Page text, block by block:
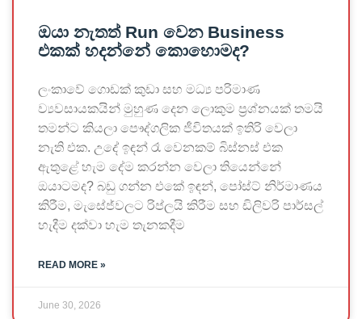
ඔයා නැතත් Run වෙන Business
එකක් හදන්නේ කොහොමද?
ලංකාවේ ගොඩක් කුඩා සහ මධ්‍ය පරිමාණ
ව්‍යවසායකයින් මුහුණ දෙන ලොකුම ප්‍රශ්නයක් තමයි
තමන්ට කියලා පෞද්ගලික ජීවිතයක් ඉතිරි වෙලා
නැති එක. උදේ ඉඳන් රෑ වෙනකම් බිස්නස් එක
ඇතුළේ හැම දේම කරන්න වෙලා තියෙන්නේ
ඔයාටමද? බඩු ගන්න එකේ ඉඳන්, පෝස්ට් නිර්මාණය
කිරීම, මැසේජ්වලට රිප්ලයි කිරීම සහ ඩිලිවරි පාර්සල්
හැදීම දක්වා හැම තැනකදීම
READ MORE »
June 30, 2026